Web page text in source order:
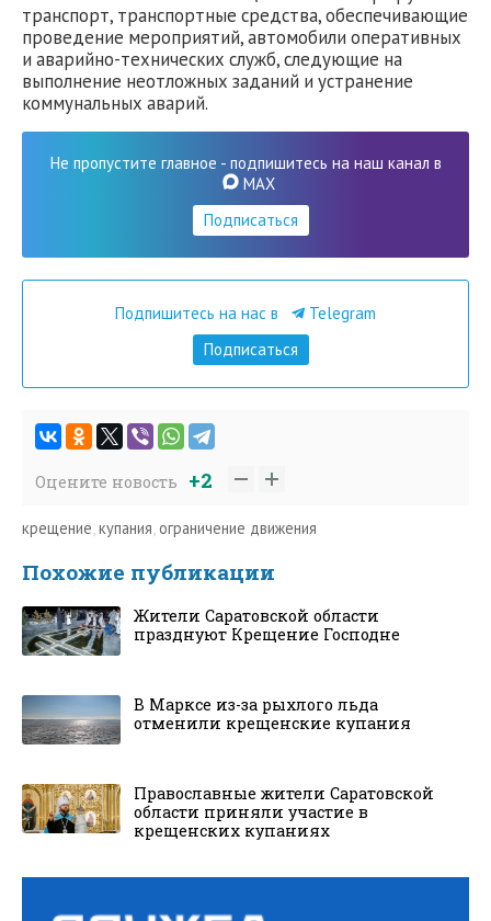
транспорт, транспортные средства, обеспечивающие
проведение мероприятий, автомобили оперативных
и аварийно-технических служб, следующие на
выполнение неотложных заданий и устранение
коммунальных аварий.
Не пропустите главное - подпишитесь на наш канал в
MAX
Подписаться
Подпишитесь на нас в
Telegram
Подписаться
Оцените новость +2
крещение купания ограничение движения
Похожие публикации
Жители Саратовской области
празднуют Крещение Господне
В Марксе из-за рыхлого льда
отменили крещенские купания
Православные жители Саратовской
области приняли участие в
крещенских купаниях